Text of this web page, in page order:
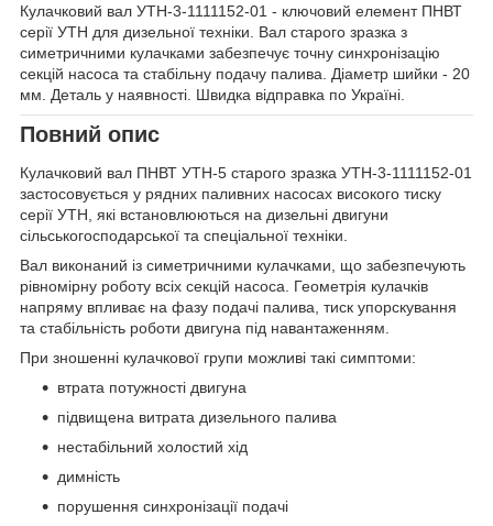
Кулачковий вал УТН-3-1111152-01 - ключовий елемент ПНВТ
серії УТН для дизельної техніки. Вал старого зразка з
симетричними кулачками забезпечує точну синхронізацію
секцій насоса та стабільну подачу палива. Діаметр шийки - 20
мм. Деталь у наявності. Швидка відправка по Україні.
Повний опис
Кулачковий вал ПНВТ УТН-5 старого зразка УТН-3-1111152-01
застосовується у рядних паливних насосах високого тиску
серії УТН, які встановлюються на дизельні двигуни
сільськогосподарської та спеціальної техніки.
Вал виконаний із симетричними кулачками, що забезпечують
рівномірну роботу всіх секцій насоса. Геометрія кулачків
напряму впливає на фазу подачі палива, тиск упорскування
та стабільність роботи двигуна під навантаженням.
При зношенні кулачкової групи можливі такі симптоми:
втрата потужності двигуна
підвищена витрата дизельного палива
нестабільний холостий хід
димність
порушення синхронізації подачі